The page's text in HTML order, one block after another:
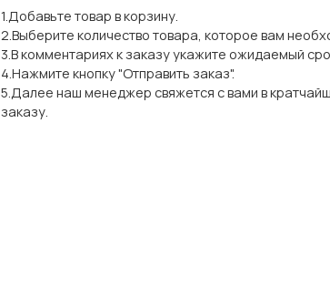
1.Добавьте товар в корзину.
2.Выберите количество товара, которое вам
3.В комментариях к заказу укажите ожидаемый
4.Нажмите кнопку "Отправить заказ".
5.Далее наш менеджер свяжется с вами в
заказу.